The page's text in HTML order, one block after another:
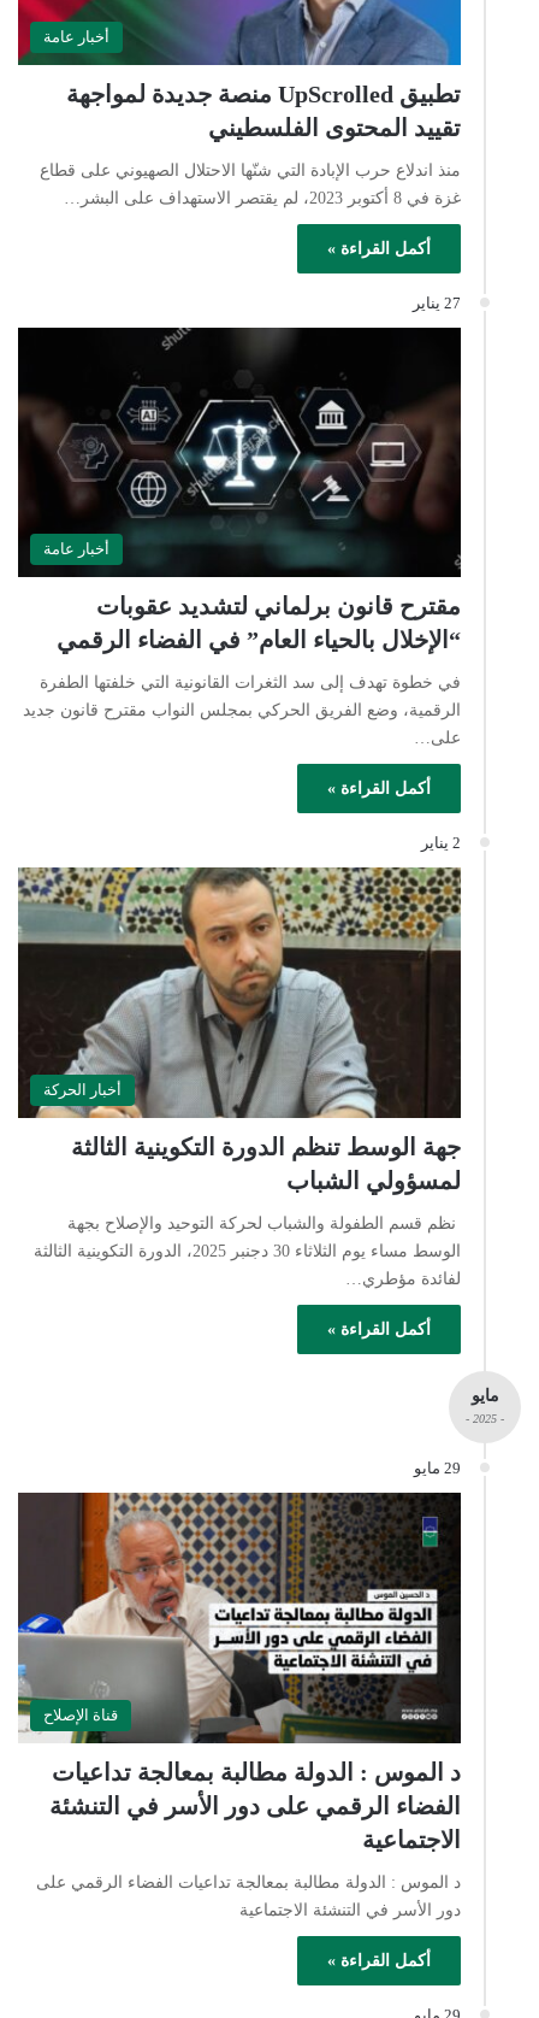
أخبار عامة
تطبيق UpScrolled منصة جديدة لمواجهة
تقييد المحتوى الفلسطيني
منذ اندلاع حرب الإبادة التي شنّها الاحتلال الصهيوني على قطاع
غزة في 8 أكتوبر 2023، لم يقتصر الاستهداف على البشر…
أكمل القراءة »
27 يناير
أخبار عامة
مقترح قانون برلماني لتشديد عقوبات
“الإخلال بالحياء العام” في الفضاء الرقمي
في خطوة تهدف إلى سد الثغرات القانونية التي خلفتها الطفرة
الرقمية، وضع الفريق الحركي بمجلس النواب مقترح قانون جديد
على…
أكمل القراءة »
2 يناير
أخبار الحركة
جهة الوسط تنظم الدورة التكوينية الثالثة
لمسؤولي الشباب
نظم قسم الطفولة والشباب لحركة التوحيد والإصلاح بجهة
الوسط مساء يوم الثلاثاء 30 دجنبر 2025، الدورة التكوينية الثالثة
لفائدة مؤطري…
أكمل القراءة »
مايو
- 2025 -
29 مايو
قناة الإصلاح
د الموس : الدولة مطالبة بمعالجة تداعيات
الفضاء الرقمي على دور الأسر في التنشئة
الاجتماعية
د الموس : الدولة مطالبة بمعالجة تداعيات الفضاء الرقمي على
دور الأسر في التنشئة الاجتماعية
أكمل القراءة »